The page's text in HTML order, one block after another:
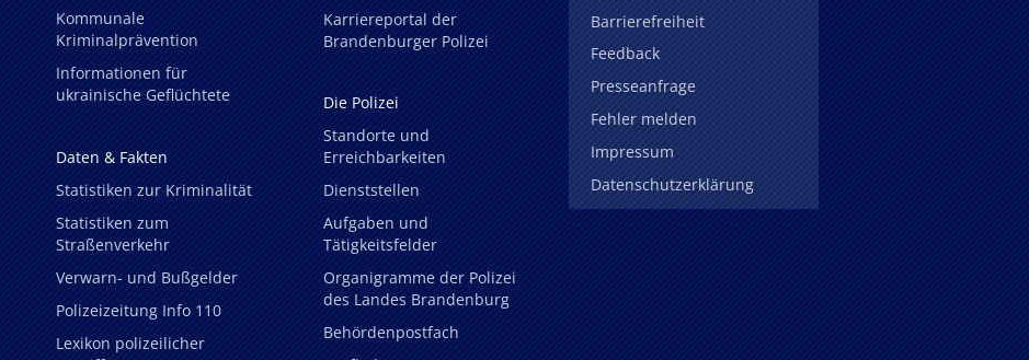
Kommunale
Kriminalprävention
Informationen für
ukrainische Geflüchtete
Daten & Fakten
Statistiken zur Kriminalität
Statistiken zum
Straßenverkehr
Verwarn- und Bußgelder
Polizeizeitung Info 110
Lexikon polizeilicher
Karriereportal der
Brandenburger Polizei
Die Polizei
Standorte und
Erreichbarkeiten
Dienststellen
Aufgaben und
Tätigkeitsfelder
Organigramme der Polizei
des Landes Brandenburg
Behördenpostfach
Barrierefreiheit
Feedback
Presseanfrage
Fehler melden
Impressum
Datenschutzerklärung